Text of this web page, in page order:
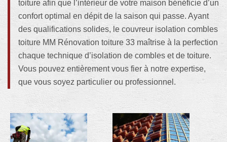
toiture afin que l’intérieur de votre maison bénéficie d’un
confort optimal en dépit de la saison qui passe. Ayant
des qualifications solides, le couvreur isolation combles
toiture MM Rénovation toiture 33 maîtrise à la perfection
chaque technique d’isolation de combles et de toiture.
Vous pouvez entièrement vous fier à notre expertise,
que vous soyez particulier ou professionnel.